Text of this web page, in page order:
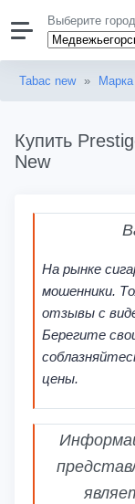
Выберите
Tabac new » Марка
Купить
New
На рынке
мошенники.
отзывы с
Берегите
цены.